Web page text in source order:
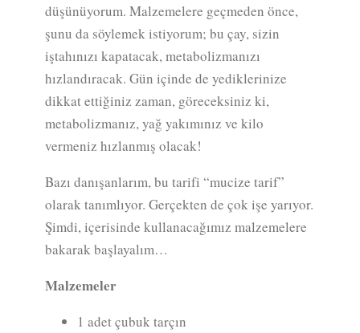
düşünüyorum. Malzemelere geçmeden önce,
şunu da söylemek istiyorum; bu çay, sizin
iştahınızı kapatacak, metabolizmanızı
hızlandıracak. Gün içinde de yediklerinize
dikkat ettiğiniz zaman, göreceksiniz ki,
metabolizmanız, yağ yakımınız ve kilo
vermeniz hızlanmış olacak!
Bazı danışanlarım, bu tarifi “mucize tarif”
olarak tanımlıyor. Gerçekten de çok işe yarıyor.
Şimdi, içerisinde kullanacağımız malzemelere
bakarak başlayalım…
Malzemeler
1 adet çubuk tarçın